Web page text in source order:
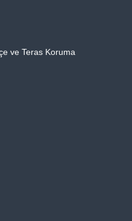
ve Teras Koruma